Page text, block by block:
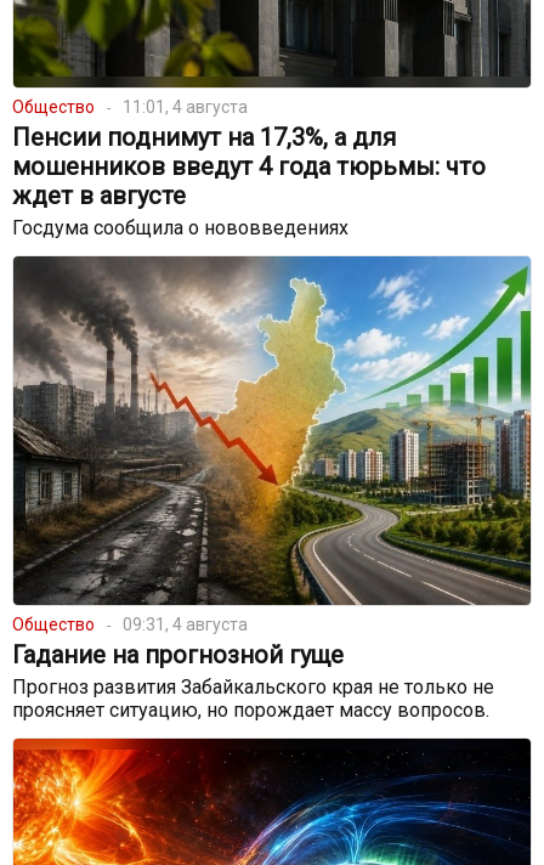
Общество 11:01, 4 августа
Пенсии поднимут на 17,3%, а для
мошенников введут 4 года тюрьмы: что
ждет в августе
Госдума сообщила о нововведениях
Общество 09:31, 4 августа
Гадание на прогнозной гуще
Прогноз развития Забайкальского края не только не
проясняет ситуацию, но порождает массу вопросов.